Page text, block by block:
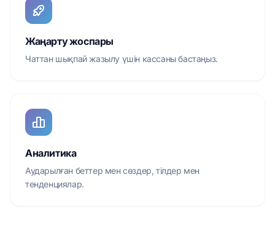
Жаңарту жоспары
Чаттан шықпай жазылу үшін кассаны бастаңыз.
Аналитика
Аударылған беттер мен сөздер, тілдер мен
тенденциялар.